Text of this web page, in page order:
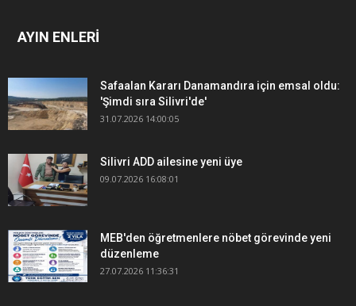
AYIN ENLERİ
Safaalan Kararı Danamandıra için emsal oldu:
'Şimdi sıra Silivri'de'
31.07.2026 14:00:05
Silivri ADD ailesine yeni üye
09.07.2026 16:08:01
MEB'den öğretmenlere nöbet görevinde yeni
düzenleme
27.07.2026 11:36:31